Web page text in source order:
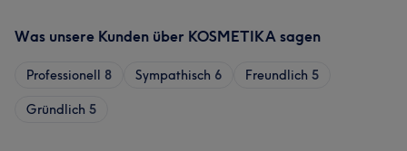
Was unsere Kunden über KOSMETIKA sagen
Professionell 8 Sympathisch 6 Freundlich 5
Gründlich 5